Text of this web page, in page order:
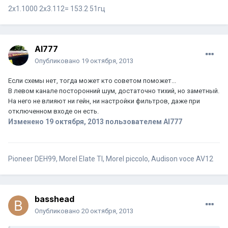
2х1.1000 2х3.112= 153.2 51гц
Al777
Опубликовано 19 октября, 2013
Если схемы нет, тогда может кто советом поможет...
В левом канале посторонний шум, достаточно тихий, но заметный.
На него не влияют ни гейн, ни настройки фильтров, даже при
отключенном входе он есть.
Изменено 19 октября, 2013 пользователем Al777
Pioneer DEH99, Morel Elate TI, Morel piccolo, Audison voce AV12
basshead
Опубликовано 20 октября, 2013